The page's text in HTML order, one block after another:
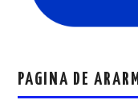
PAGINA DE ARARM